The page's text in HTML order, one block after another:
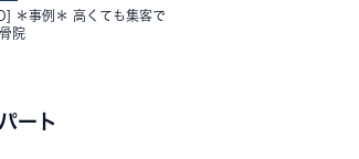
＊事例＊ 高くても集客で
院
ート